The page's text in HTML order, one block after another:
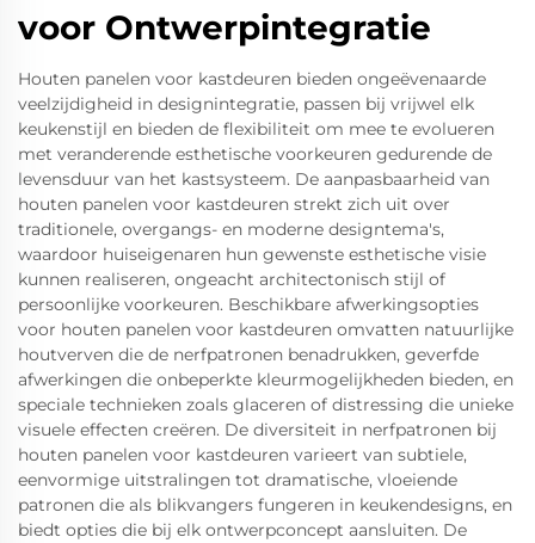
voor Ontwerpintegratie
Houten panelen voor kastdeuren bieden ongeëvenaarde
veelzijdigheid in designintegratie, passen bij vrijwel elk
keukenstijl en bieden de flexibiliteit om mee te evolueren
met veranderende esthetische voorkeuren gedurende de
levensduur van het kastsysteem. De aanpasbaarheid van
houten panelen voor kastdeuren strekt zich uit over
traditionele, overgangs- en moderne designtema's,
waardoor huiseigenaren hun gewenste esthetische visie
kunnen realiseren, ongeacht architectonisch stijl of
persoonlijke voorkeuren. Beschikbare afwerkingsopties
voor houten panelen voor kastdeuren omvatten natuurlijke
houtverven die de nerfpatronen benadrukken, geverfde
afwerkingen die onbeperkte kleurmogelijkheden bieden, en
speciale technieken zoals glaceren of distressing die unieke
visuele effecten creëren. De diversiteit in nerfpatronen bij
houten panelen voor kastdeuren varieert van subtiele,
eenvormige uitstralingen tot dramatische, vloeiende
patronen die als blikvangers fungeren in keukendesigns, en
biedt opties die bij elk ontwerpconcept aansluiten. De